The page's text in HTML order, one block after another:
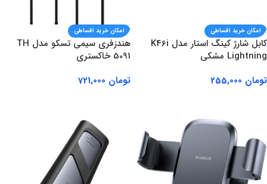
امکان خرید اقساطی
کابل شارژ کینگ استار مدل K46i
Lightning مشکی
تومان
امکان خرید اقساطی
هندزفری سیمی تسکو مدل TH
5091 خاکستری
تومان